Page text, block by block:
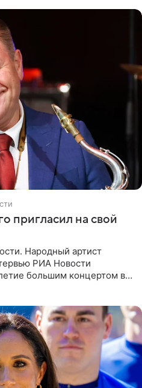
пригласил на свой
Народный артист
РИА Новости
большим концертом в